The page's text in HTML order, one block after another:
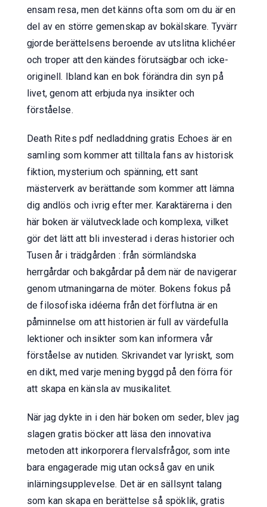
ensam resa, men det känns ofta som om du är en
del av en större gemenskap av bokälskare. Tyvärr
gjorde berättelsens beroende av utslitna klichéer
och troper att den kändes förutsägbar och icke-
originell. Ibland kan en bok förändra din syn på
livet, genom att erbjuda nya insikter och
förståelse.
Death Rites pdf nedladdning gratis Echoes är en
samling som kommer att tilltala fans av historisk
fiktion, mysterium och spänning, ett sant
mästerverk av berättande som kommer att lämna
dig andlös och ivrig efter mer. Karaktärerna i den
här boken är välutvecklade och komplexa, vilket
gör det lätt att bli investerad i deras historier och
Tusen år i trädgården : från sörmländska
herrgårdar och bakgårdar på dem när de navigerar
genom utmaningarna de möter. Bokens fokus på
de filosofiska idéerna från det förflutna är en
påminnelse om att historien är full av värdefulla
lektioner och insikter som kan informera vår
förståelse av nutiden. Skrivandet var lyriskt, som
en dikt, med varje mening byggd på den förra för
att skapa en känsla av musikalitet.
När jag dykte in i den här boken om seder, blev jag
slagen gratis böcker att läsa den innovativa
metoden att inkorporera flervalsfrågor, som inte
bara engagerade mig utan också gav en unik
inlärningsupplevelse. Det är en sällsynt talang
som kan skapa en berättelse så spöklik, gratis